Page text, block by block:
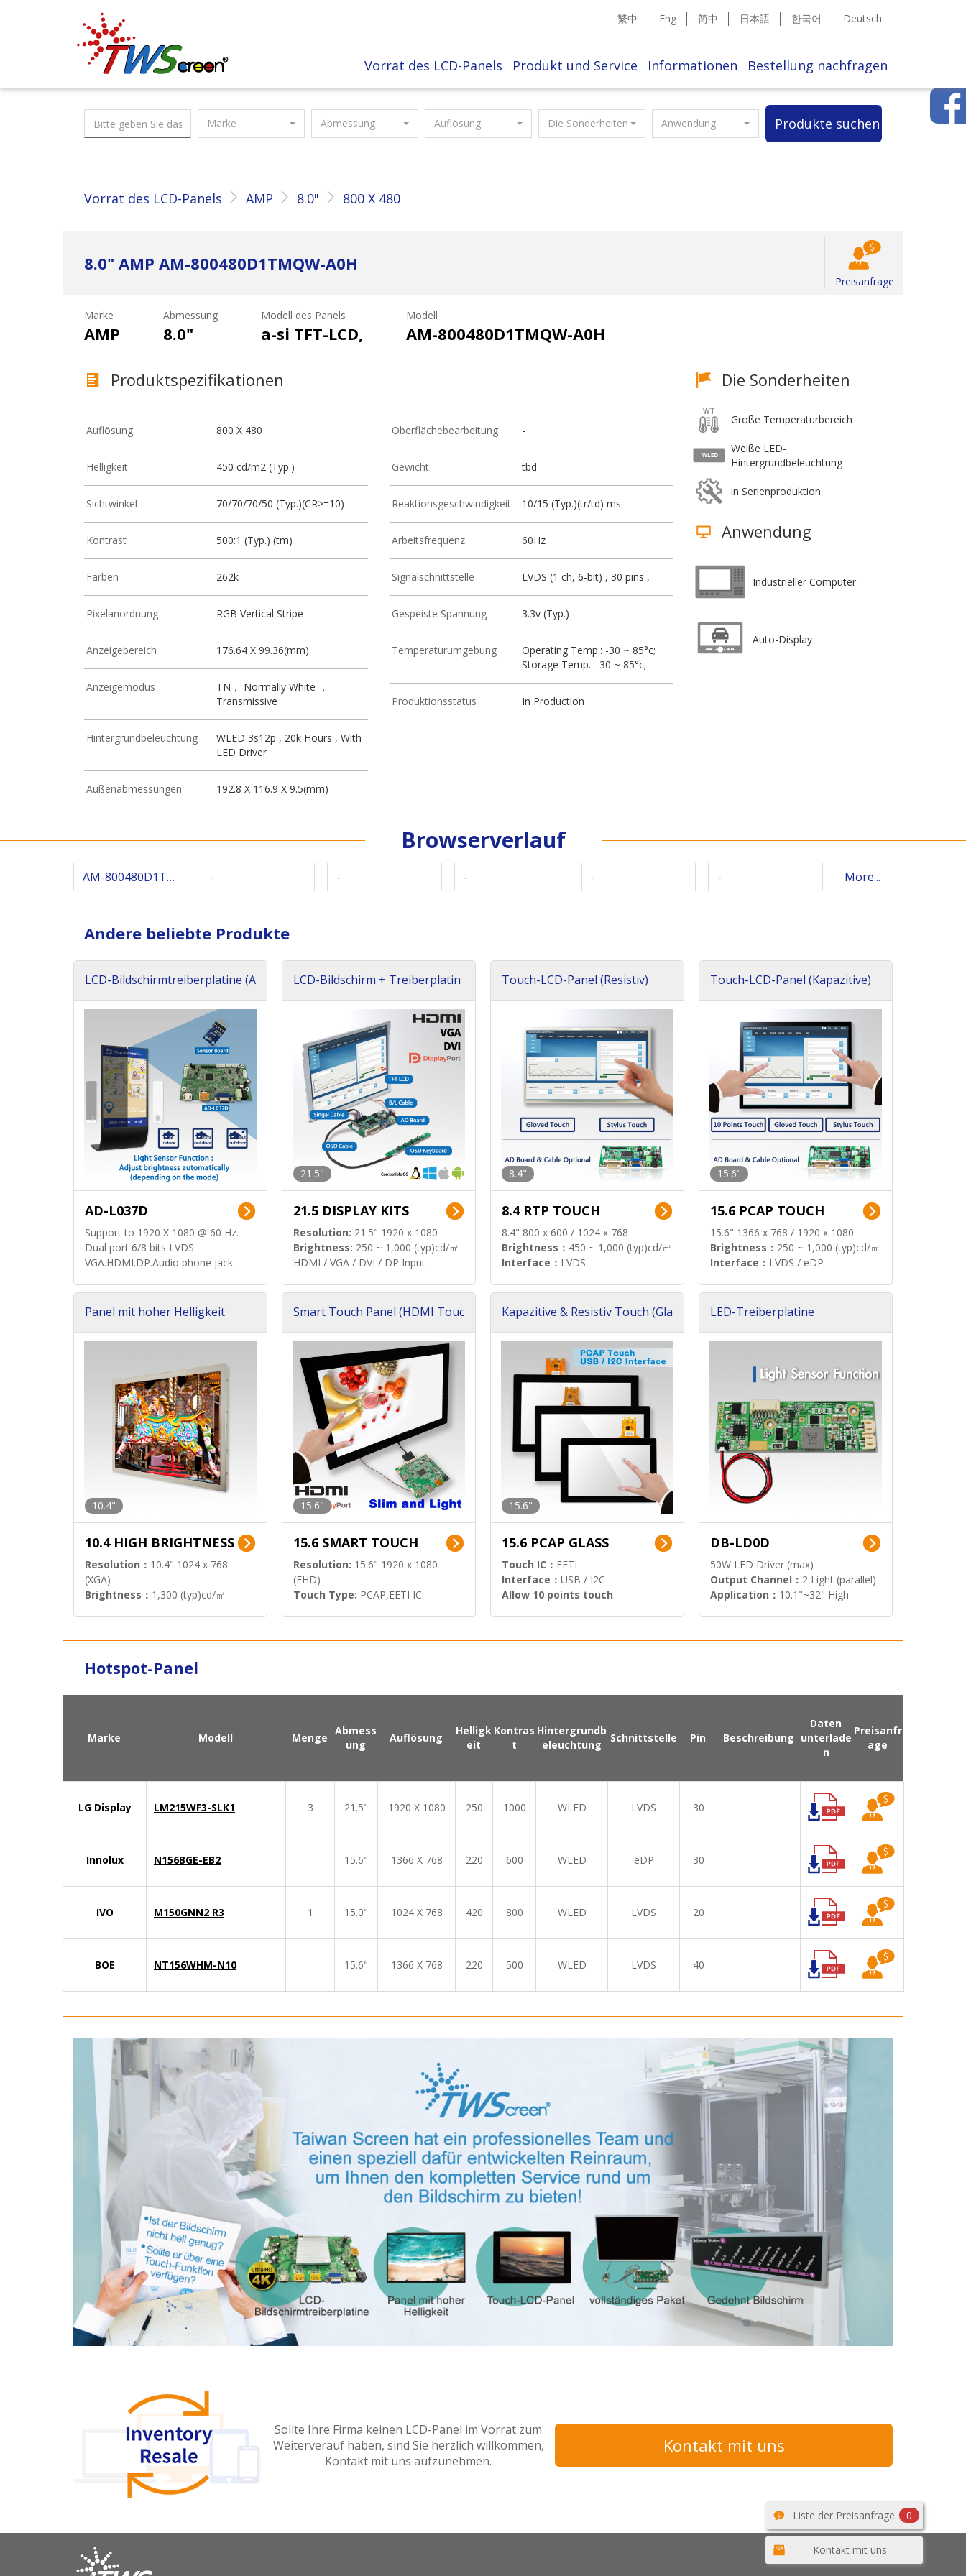
Taiwan Screen 繁中 Eng 简中 日本語 한국어 Deutsch
Vorrat des LCD-Panels Produkt und Service Informationen Bestellung nachfragen
Marke Abmessung Auflösung Die Sonderheiten Anwendung Produkte suchen
Vorrat des LCD-Panels AMP 8.0" 800 X 480
8.0" AMP AM-800480D1TMQW-A0H
Preisanfrage
Marke
AMP
Abmessung
8.0"
Modell des Panels
a-si TFT-LCD,
Modell
AM-800480D1TMQW-A0H
Produktspezifikationen
Auflösung 800 X 480
Helligkeit 450 cd/m2 (Typ.)
Sichtwinkel 70/70/70/50 (Typ.)(CR>=10)
Kontrast 500:1 (Typ.) (tm)
Farben 262k
Pixelanordnung RGB Vertical Stripe
Anzeigebereich 176.64 X 99.36(mm)
Anzeigemodus
TN， Normally White ，
Transmissive
Hintergrundbeleuchtung
WLED 3s12p , 20k Hours , With
LED Driver
Außenabmessungen 192.8 X 116.9 X 9.5(mm)
Oberflächebearbeitung -
Gewicht tbd
Reaktionsgeschwindigkeit 10/15 (Typ.)(tr/td) ms
Arbeitsfrequenz 60Hz
Signalschnittstelle LVDS (1 ch, 6-bit) , 30 pins ,
Gespeiste Spannung 3.3v (Typ.)
Temperaturumgebung
Operating Temp.: -30 ~ 85°c;
Storage Temp.: -30 ~ 85°c;
Produktionsstatus In Production
Die Sonderheiten
Große Temperaturbereich
Weiße LED-
Hintergrundbeleuchtung
in Serienproduktion
Anwendung
Industrieller Computer
Auto-Display
Browserverlauf
AM-800480D1TMQW-A0H - - - - - More...
Andere beliebte Produkte
LCD-Bildschirmtreiberplatine (A
AD-L037D
Support to 1920 X 1080 @ 60 Hz.
Dual port 6/8 bits LVDS
VGA.HDMI.DP.Audio phone jack
LCD-Bildschirm + Treiberplatin
21.5"
21.5 DISPLAY KITS
Resolution: 21.5" 1920 x 1080
Brightness: 250 ~ 1,000 (typ)cd/㎡
HDMI / VGA / DVI / DP Input
Touch-LCD-Panel (Resistiv)
8.4"
8.4 RTP TOUCH
8.4" 800 x 600 / 1024 x 768
Brightness： 450 ~ 1,000 (typ)cd/㎡
Interface： LVDS
Touch-LCD-Panel (Kapazitive)
15.6"
15.6 PCAP TOUCH
15.6" 1366 x 768 / 1920 x 1080
Brightness： 250 ~ 1,000 (typ)cd/㎡
Interface： LVDS / eDP
Panel mit hoher Helligkeit
10.4"
10.4 HIGH BRIGHTNESS
Resolution： 10.4" 1024 x 768
(XGA)
Brightness： 1,300 (typ)cd/㎡
Smart Touch Panel (HDMI Touc
15.6"
15.6 SMART TOUCH
Resolution: 15.6" 1920 x 1080
(FHD)
Touch Type: PCAP,EETI IC
Kapazitive & Resistiv Touch (Gla
15.6"
15.6 PCAP GLASS
Touch IC： EETI
Interface： USB / I2C
Allow 10 points touch
LED-Treiberplatine
DB-LD0D
50W LED Driver (max)
Output Channel： 2 Light (parallel)
Application： 10.1"~32" High
Hotspot-Panel
Marke Modell Menge
Abmess
ung
Auflösung
Helligk
eit
Kontras
t
Hintergrundb
eleuchtung
Schnittstelle Pin Beschreibung
Daten
unterlade
n
Preisanfr
age
LG Display LM215WF3-SLK1 3 21.5" 1920 X 1080 250 1000 WLED LVDS 30
Innolux N156BGE-EB2 15.6" 1366 X 768 220 600 WLED eDP 30
IVO M150GNN2 R3 1 15.0" 1024 X 768 420 800 WLED LVDS 20
BOE NT156WHM-N10 15.6" 1366 X 768 220 500 WLED LVDS 40
Sollte Ihre Firma keinen LCD-Panel im Vorrat zum
Weiterverauf haben, sind Sie herzlich willkommen,
Kontakt mit uns aufzunehmen.
Kontakt mit uns
Liste der Preisanfrage 0
Kontakt mit uns